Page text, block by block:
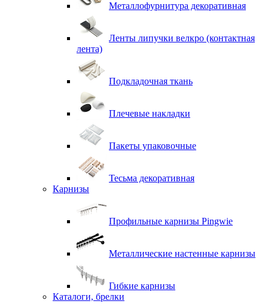
Металлофурнитура декоративная
Ленты липучки велкро (контактная
лента)
Подкладочная ткань
Плечевые накладки
Пакеты упаковочные
Тесьма декоративная
Карнизы
Профильные карнизы Pingwie
Металлические настенные карнизы
Гибкие карнизы
Каталоги, брелки